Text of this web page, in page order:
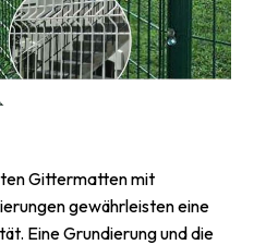
Gittermatten mit
gewährleisten eine
Eine Grundierung und die